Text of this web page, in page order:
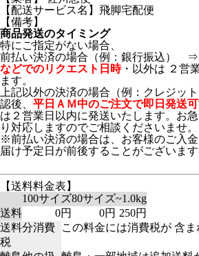
【配送サービス名】飛脚宅配便
【備考】
商品発送のタイミング
特にご指定がない場合、
前払い決済の場合（例：銀行振込） ⇒
などでのリクエスト日時・以外は ２営
ます。
上記以外の決済の場合（例：クレジ
認後、 平日ＡＭ中のご注文で即日発送
は２営業日以内に発送いたします。お
り対応しますのでご相談くださいませ。
※前払い決済の場合は、お客様のご入
届け予定日が前後することがございます
【送料料金表】
100サイズ80サイズ~1.0kg
送料
0円 0円 250円
送料分消費
税
この料金には消費税が 含ま